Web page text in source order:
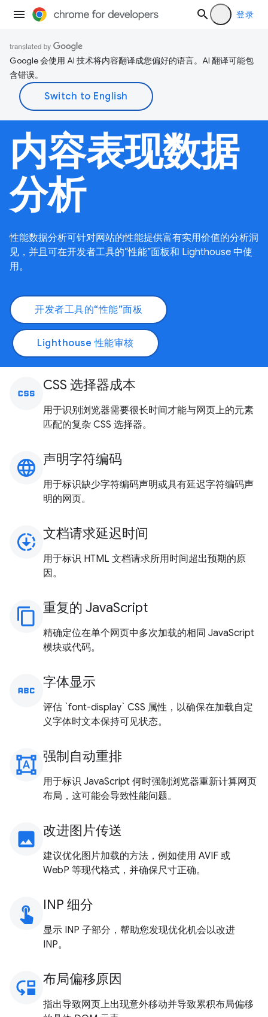
登录
Google 会使用 AI 技术将内容翻译成您偏好的语言。AI 翻译可能包
含错误。
内容表现数据
分析
性能数据分析可针对网站的性能提供富有实用价值的分析洞
见，并且可在开发者工具的“性能”面板和 Lighthouse 中使
用。
开发者工具的“性能”面板
Lighthouse 性能审核
css CSS 选择器成本
用于识别浏览器需要很长时间才能与网页上的元素
匹配的复杂 CSS 选择器。
language 声明字符编码
用于标识缺少字符编码声明或具有延迟字符编码声
明的网页。
downloading 文档请求延迟时间
用于标识 HTML 文档请求所用时间超出预期的原
因。
content_copy 重复的 JavaScript
精确定位在单个网页中多次加载的相同 JavaScript
模块或代码。
abc 字体显示
评估 `font-display` CSS 属性，以确保在加载自定
义字体时文本保持可见状态。
format_shapes 强制自动重排
用于标识 JavaScript 何时强制浏览器重新计算网页
布局，这可能会导致性能问题。
image 改进图片传送
建议优化图片加载的方法，例如使用 AVIF 或
WebP 等现代格式，并确保尺寸正确。
touch_app INP 细分
显示 INP 子部分，帮助您发现优化机会以改进
INP。
move_down 布局偏移原因
指出导致网页上出现意外移动并导致累积布局偏移